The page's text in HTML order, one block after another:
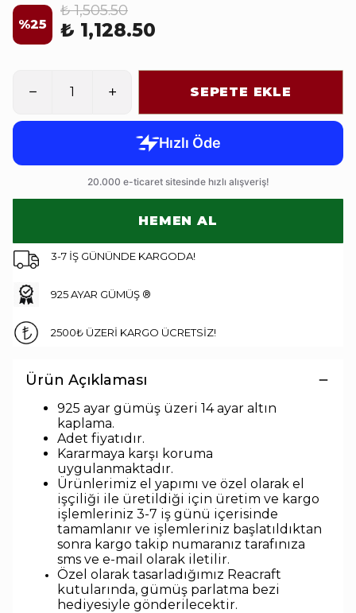
%25
₺ 1,505.50
₺ 1,128.50
SEPETE EKLE
HEMEN AL
3-7 İŞ GÜNÜNDE KARGODA!
925 AYAR GÜMÜŞ ®
2500₺ ÜZERİ KARGO ÜCRETSİZ!
Ürün Açıklaması
925 ayar gümüş üzeri 14 ayar altın
kaplama.
Adet fiyatıdır.
Kararmaya karşı koruma
uygulanmaktadır.
Ürünlerimiz el yapımı ve özel olarak el
işçiliği ile üretildiği için üretim ve kargo
işlemleriniz 3-7 iş günü içerisinde
tamamlanır ve işlemleriniz başlatıldıktan
sonra kargo takip numaranız tarafınıza
sms ve e-mail olarak iletilir.
Özel olarak tasarladığımız Reacraft
kutularında, gümüş parlatma bezi
hediyesiyle gönderilecektir.